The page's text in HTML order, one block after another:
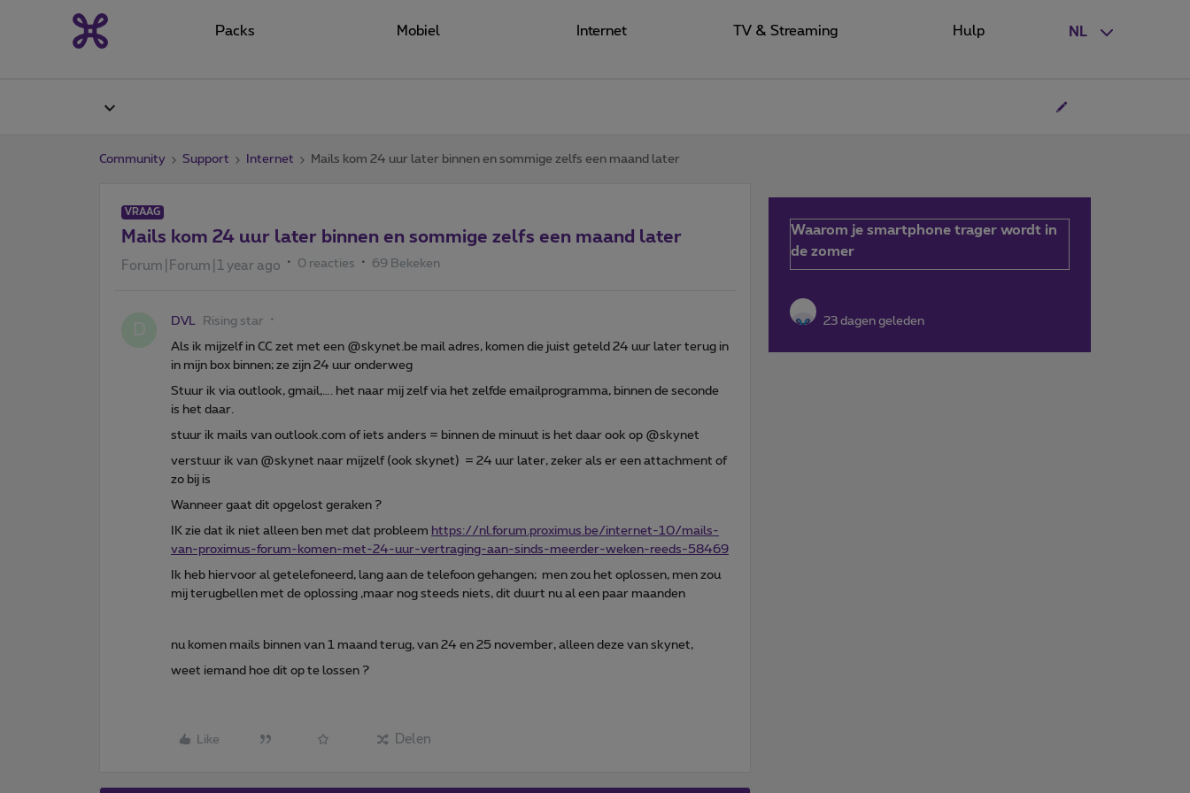
NL
Packs Mobiel Internet TV & Streaming Hulp
Community Support Internet Mails kom 24 uur later binnen en sommige zelfs een maand later
VRAAG
Mails kom 24 uur later binnen en sommige zelfs een maand later
Forum|Forum|1 year ago 0 reacties 69 Bekeken
DVL Rising star
Als ik mijzelf in CC zet met een @skynet.be mail adres, komen die juist geteld 24 uur later terug in
in mijn box binnen; ze zijn 24 uur onderweg
Stuur ik via outlook, gmail,…. het naar mij zelf via het zelfde emailprogramma, binnen de seconde
is het daar.
stuur ik mails van outlook.com of iets anders = binnen de minuut is het daar ook op @skynet
verstuur ik van @skynet naar mijzelf (ook skynet) = 24 uur later, zeker als er een attachment of
zo bij is
Wanneer gaat dit opgelost geraken ?
IK zie dat ik niet alleen ben met dat probleem https://nl.forum.proximus.be/internet-10/mails-
van-proximus-forum-komen-met-24-uur-vertraging-aan-sinds-meerder-weken-reeds-58469
Ik heb hiervoor al getelefoneerd, lang aan de telefoon gehangen; men zou het oplossen, men zou
mij terugbellen met de oplossing ,maar nog steeds niets, dit duurt nu al een paar maanden
nu komen mails binnen van 1 maand terug, van 24 en 25 november, alleen deze van skynet,
weet iemand hoe dit op te lossen ?
Like Delen
Waarom je smartphone trager wordt in
de zomer
23 dagen geleden